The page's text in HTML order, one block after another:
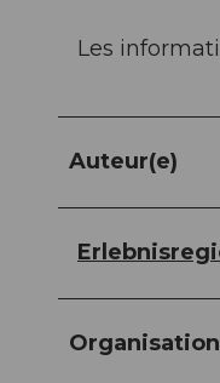
Les
Auteur(e)
Organisation